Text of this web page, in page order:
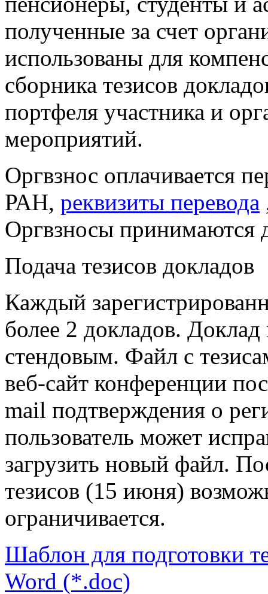
полученные за счет
использованы для
сборника тезисов
портфеля участника и
мероприятий.
Оргвзнос оплачивается
РАН, реквизиты перевода
Оргвзносы принимаются
Подача тезисов докладов
Каждый
более 2 докладов.
стендовым. Файл с
веб-сайт конференции
mail подтверждения о
пользователь может
загрузить новый файл.
тезисов (15 июня)
ограничивается.
Шаблон для подготовки
Word (*.doc)